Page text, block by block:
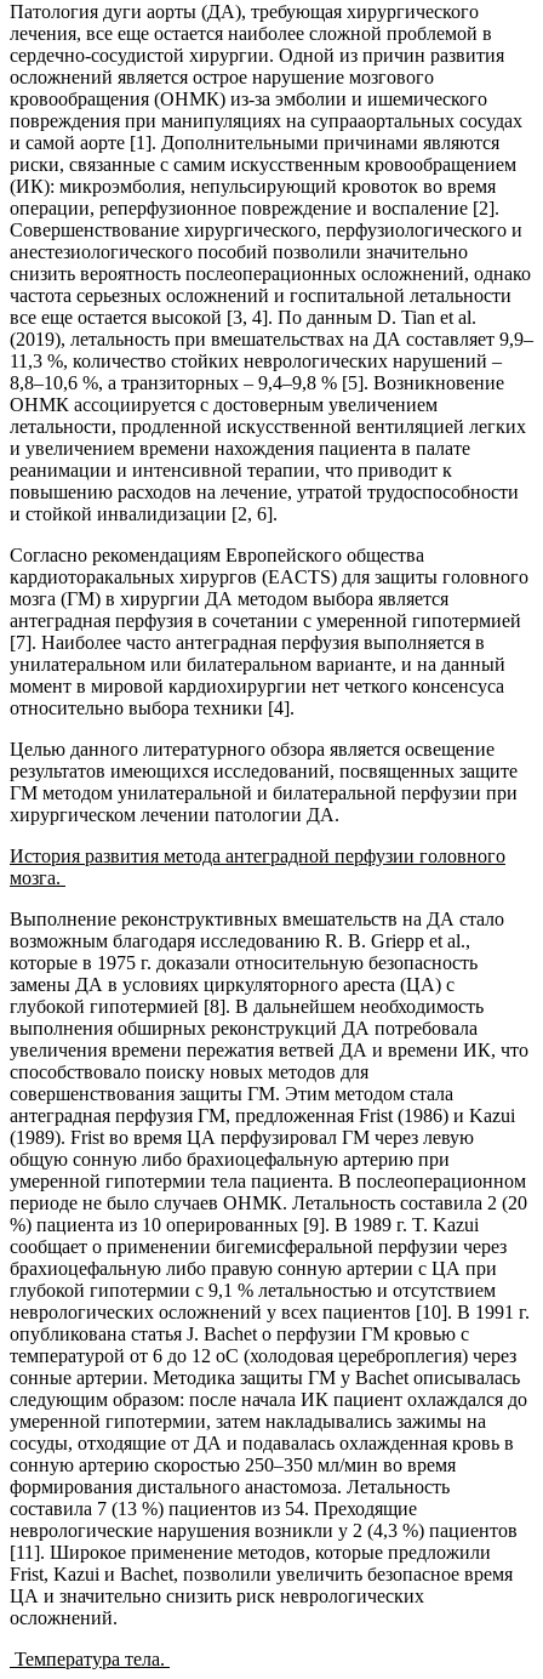
Патология дуги аорты (ДА), требующая хирургического
лечения, все еще остается наиболее сложной проблемой в
сердечно-сосудистой хирургии. Одной из причин развития
осложнений является острое нарушение мозгового
кровообращения (ОНМК) из-за эмболии и ишемического
повреждения при манипуляциях на супрааортальных сосудах
и самой аорте [1]. Дополнительными причинами являются
риски, связанные с самим искусственным кровообращением
(ИК): микроэмболия, непульсирующий кровоток во время
операции, реперфузионное повреждение и воспаление [2].
Совершенствование хирургического, перфузиологического и
анестезиологического пособий позволили значительно
снизить вероятность послеоперационных осложнений, однако
частота серьезных осложнений и госпитальной летальности
все еще остается высокой [3, 4]. По данным D. Tian et al.
(2019), летальность при вмешательствах на ДА составляет 9,9–
11,3 %, количество стойких неврологических нарушений –
8,8–10,6 %, а транзиторных – 9,4–9,8 % [5]. Возникновение
ОНМК ассоциируется с достоверным увеличением
летальности, продленной искусственной вентиляцией легких
и увеличением времени нахождения пациента в палате
реанимации и интенсивной терапии, что приводит к
повышению расходов на лечение, утратой трудоспособности
и стойкой инвалидизации [2, 6].
Согласно рекомендациям Европейского общества
кардиоторакальных хирургов (EACTS) для защиты головного
мозга (ГМ) в хирургии ДА методом выбора является
антеградная перфузия в сочетании с умеренной гипотермией
[7]. Наиболее часто антеградная перфузия выполняется в
унилатеральном или билатеральном варианте, и на данный
момент в мировой кардиохирургии нет четкого консенсуса
относительно выбора техники [4].
Целью данного литературного обзора является освещение
результатов имеющихся исследований, посвященных защите
ГМ методом унилатеральной и билатеральной перфузии при
хирургическом лечении патологии ДА.
История развития метода антеградной перфузии головного
мозга.
Выполнение реконструктивных вмешательств на ДА стало
возможным благодаря исследованию R. B. Griepp et al.,
которые в 1975 г. доказали относительную безопасность
замены ДА в условиях циркуляторного ареста (ЦА) с
глубокой гипотермией [8]. В дальнейшем необходимость
выполнения обширных реконструкций ДА потребовала
увеличения времени пережатия ветвей ДА и времени ИК, что
способствовало поиску новых методов для
совершенствования защиты ГМ. Этим методом стала
антеградная перфузия ГМ, предложенная Frist (1986) и Kazui
(1989). Frist во время ЦА перфузировал ГМ через левую
общую сонную либо брахиоцефальную артерию при
умеренной гипотермии тела пациента. В послеоперационном
периоде не было случаев ОНМК. Летальность составила 2 (20
%) пациента из 10 оперированных [9]. В 1989 г. T. Kazui
сообщает о применении бигемисферальной перфузии через
брахиоцефальную либо правую сонную артерии с ЦА при
глубокой гипотермии с 9,1 % летальностью и отсутствием
неврологических осложнений у всех пациентов [10]. В 1991 г.
опубликована статья J. Bachet о перфузии ГМ кровью с
температурой от 6 до 12 оС (холодовая цереброплегия) через
сонные артерии. Методика защиты ГМ у Bachet описывалась
следующим образом: после начала ИК пациент охлаждался до
умеренной гипотермии, затем накладывались зажимы на
сосуды, отходящие от ДА и подавалась охлажденная кровь в
сонную артерию скоростью 250–350 мл/мин во время
формирования дистального анастомоза. Летальность
составила 7 (13 %) пациентов из 54. Преходящие
неврологические нарушения возникли у 2 (4,3 %) пациентов
[11]. Широкое применение методов, которые предложили
Frist, Kazui и Bachet, позволили увеличить безопасное время
ЦА и значительно снизить риск неврологических
осложнений.
Температура тела.